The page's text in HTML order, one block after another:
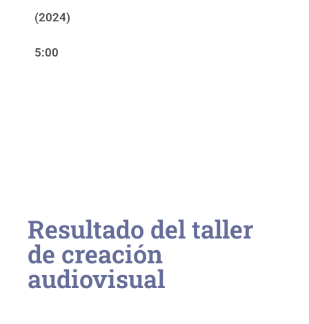
(2024)
5:00
Resultado del taller
de creación
audiovisual